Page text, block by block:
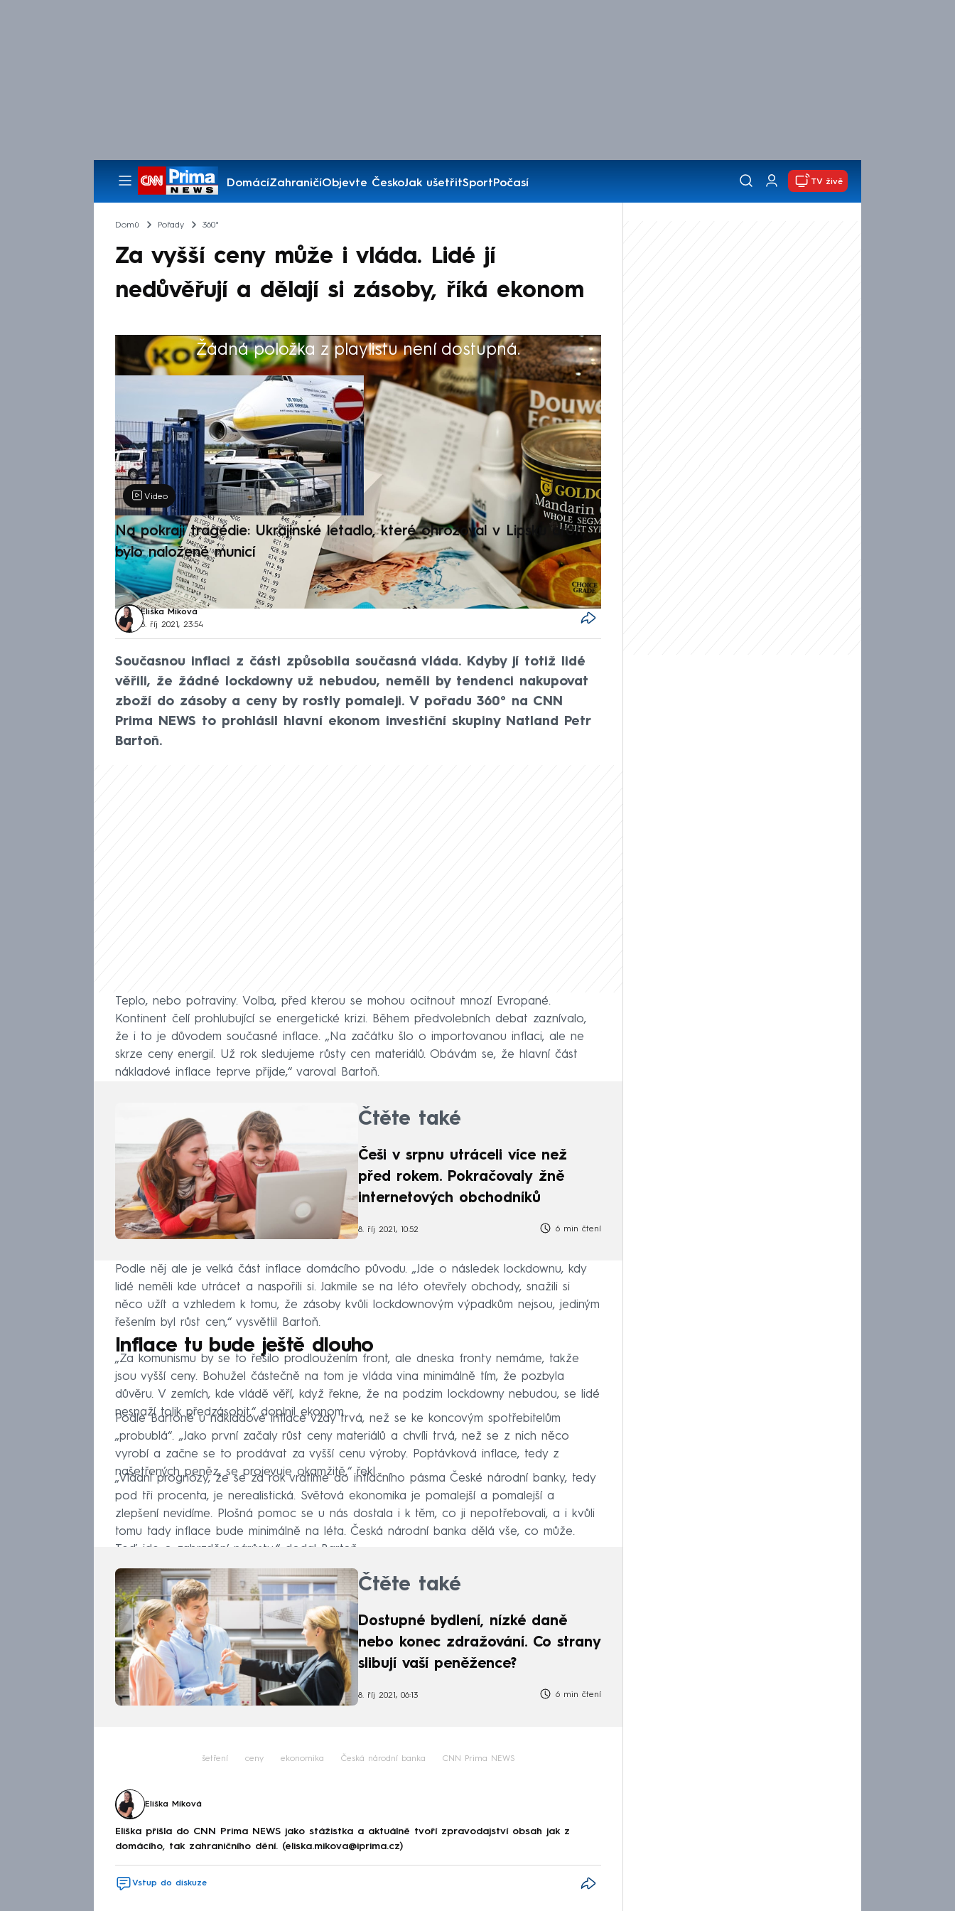
DomácíZahraničíObjevte ČeskoJak ušetřitSportPočasí
Pořady
TV živě
Domů Pořady 360°
Za vyšší ceny může i vláda. Lidé jí
nedůvěřují a dělají si zásoby, říká ekonom
Žádná položka z playlistu není dostupná.
Výběr redakce
Video
Na pokraji tragédie: Ukrajinské letadlo, které ohrožoval v Lipsku dron,
bylo naložené municí
Eliška Míková
8. říj 2021, 23:54
Současnou inflaci z části způsobila současná vláda. Kdyby jí totiž lidé
věřili, že žádné lockdowny už nebudou, neměli by tendenci nakupovat
zboží do zásoby a ceny by rostly pomaleji. V pořadu 360° na CNN
Prima NEWS to prohlásil hlavní ekonom investiční skupiny Natland Petr
Bartoň.
Teplo, nebo potraviny. Volba, před kterou se mohou ocitnout mnozí Evropané.
Kontinent čelí prohlubující se energetické krizi. Během předvolebních debat zaznívalo,
že i to je důvodem současné inflace. „Na začátku šlo o importovanou inflaci, ale ne
skrze ceny energií. Už rok sledujeme růsty cen materiálů. Obávám se, že hlavní část
nákladové inflace teprve přijde,“ varoval Bartoň.
Čtěte také
Češi v srpnu utráceli více než
před rokem. Pokračovaly žně
internetových obchodníků
8. říj 2021, 10:52 6 min čtení
Podle něj ale je velká část inflace domácího původu. „Jde o následek lockdownu, kdy
lidé neměli kde utrácet a naspořili si. Jakmile se na léto otevřely obchody, snažili si
něco užít a vzhledem k tomu, že zásoby kvůli lockdownovým výpadkům nejsou, jediným
řešením byl růst cen,“ vysvětlil Bartoň.
Inflace tu bude ještě dlouho
„Za komunismu by se to řešilo prodloužením front, ale dneska fronty nemáme, takže
jsou vyšší ceny. Bohužel částečně na tom je vláda vina minimálně tím, že pozbyla
důvěru. V zemích, kde vládě věří, když řekne, že na podzim lockdowny nebudou, se lidé
nesnaží tolik předzásobit,“ doplnil ekonom.
Podle Bartoně u nákladové inflace vždy trvá, než se ke koncovým spotřebitelům
„probublá“. „Jako první začaly růst ceny materiálů a chvíli trvá, než se z nich něco
vyrobí a začne se to prodávat za vyšší cenu výroby. Poptávková inflace, tedy z
našetřených peněz, se projevuje okamžitě,“ řekl.
„Vládní prognózy, že se za rok vrátíme do inflačního pásma České národní banky, tedy
pod tři procenta, je nerealistická. Světová ekonomika je pomalejší a pomalejší a
zlepšení nevidíme. Plošná pomoc se u nás dostala i k těm, co ji nepotřebovali, a i kvůli
tomu tady inflace bude minimálně na léta. Česká národní banka dělá vše, co může.
Teď jde o zabrzdění nárůstu,“ dodal Bartoň.
Čtěte také
Dostupné bydlení, nízké daně
nebo konec zdražování. Co strany
slibují vaší peněžence?
8. říj 2021, 06:13 6 min čtení
šetření ceny ekonomika Česká národní banka CNN Prima NEWS
Eliška Míková
Eliška přišla do CNN Prima NEWS jako stážistka a aktuálně tvoří zpravodajství obsah jak z
domácího, tak zahraničního dění. (eliska.mikova@iprima.cz)
Vstup do diskuze